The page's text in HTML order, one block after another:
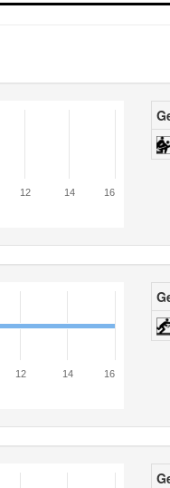
12 14 16
12 14 16